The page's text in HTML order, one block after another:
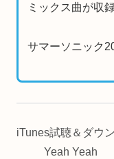
ミックス曲が収
サマーソニック
iTunes試聴＆ダウ
Yeah Yeah